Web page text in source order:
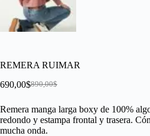
REMERA RUIMAR
890,00$
690,00$
Remera manga larga boxy de 100%
redondo y estampa frontal y trasera.
mucha onda.